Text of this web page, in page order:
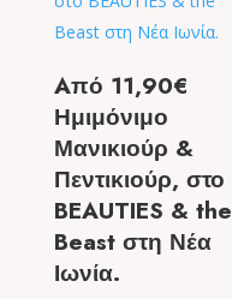
Aπό 11,90€
Ημιμόνιμο
Μανικιούρ &
Πεντικιούρ, στο
BEAUTIES & the
Beast στη Νέα
Ιωνία.